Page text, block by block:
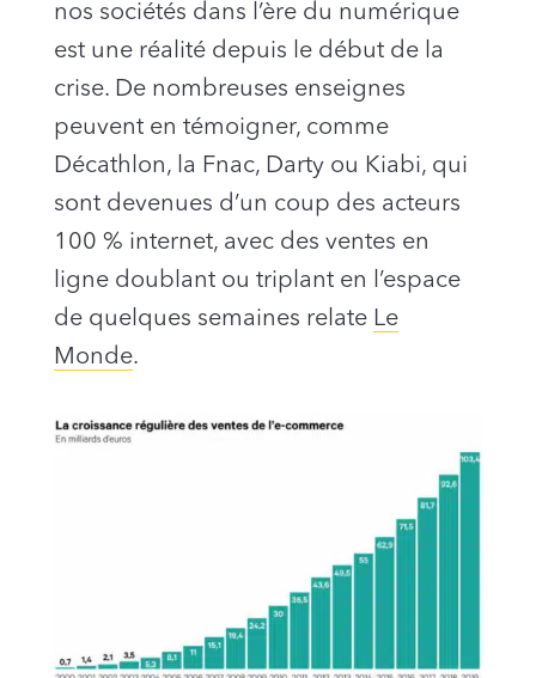
nos sociétés dans l’ère du numérique
est une réalité depuis le début de la
crise. De nombreuses enseignes
peuvent en témoigner, comme
Décathlon, la Fnac, Darty ou Kiabi, qui
sont devenues d’un coup des acteurs
100 % internet, avec des ventes en
ligne doublant ou triplant en l’espace
de quelques semaines relate Le
Monde.